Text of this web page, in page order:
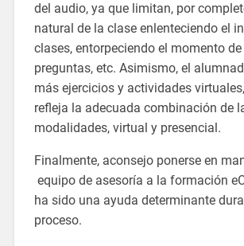
del audio, ya que limitan, por
natural de la clase enlenteciendo el
clases, entorpeciendo el momento
preguntas, etc. Asimismo, el
más ejercicios y actividades
refleja la adecuada combinación de
modalidades, virtual y presencial.
Finalmente, aconsejo ponerse en
equipo de asesoría a la formación
ha sido una ayuda determinante
proceso.